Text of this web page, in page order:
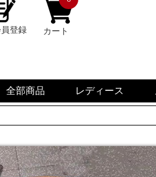
登録 カート
全部商品 レディース